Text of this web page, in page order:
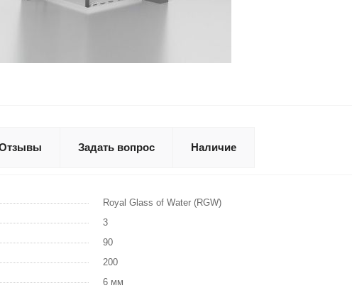
Задать вопрос Наличие
Royal Glass of Water (RGW)
3
90
200
6 мм